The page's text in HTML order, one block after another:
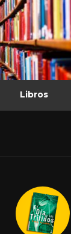
Libros